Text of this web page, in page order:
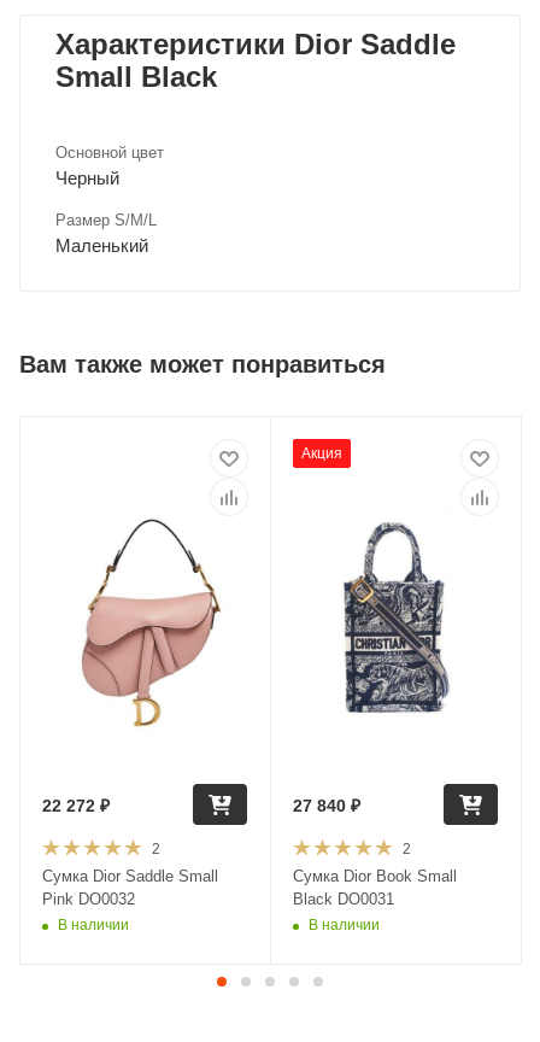
Характеристики Dior Saddle
Small Black
Основной цвет
Черный
Размер S/M/L
Маленький
Вам также может понравиться
2
Сумка Dior Saddle Small
Pink DO0032
В наличии
22 272 ₽
Акция
2
Сумка Dior Book Small
Black DO0031
В наличии
27 840 ₽